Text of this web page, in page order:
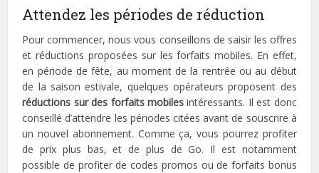
Attendez les périodes de réduction
Pour commencer, nous vous conseillons de saisir les offres
et réductions proposées sur les forfaits mobiles. En effet,
en période de fête, au moment de la rentrée ou au début
de la saison estivale, quelques opérateurs proposent des
réductions sur des forfaits mobiles intéressants. Il est donc
conseillé d’attendre les périodes citées avant de souscrire à
un nouvel abonnement. Comme ça, vous pourrez profiter
de prix plus bas, et de plus de Go. Il est notamment
possible de profiter de codes promos ou de forfaits bonus